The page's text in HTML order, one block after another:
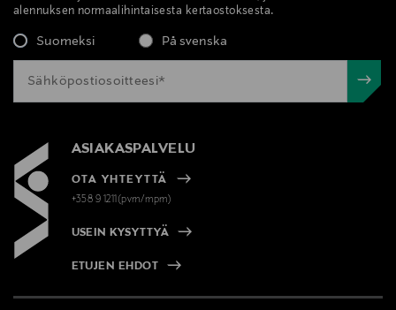
alennuksen normaalihintaisesta kertaostoksesta.
Suomeksi På svenska
ASIAKASPALVELU
OTA YHTEYTTÄ
+358 9 1211(pvm/mpm)
USEIN KYSYTTYÄ
ETUJEN EHDOT